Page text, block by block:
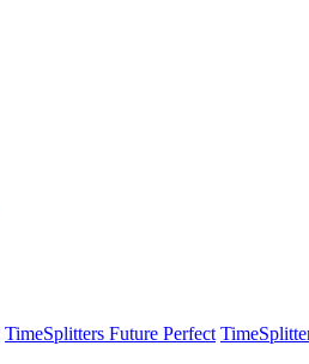
TimeSplitters Future Perfect